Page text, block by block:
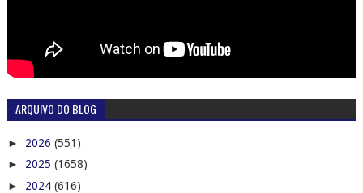
ARQUIVO DO BLOG
► 2026 (551)
► 2025 (1658)
► 2024 (616)